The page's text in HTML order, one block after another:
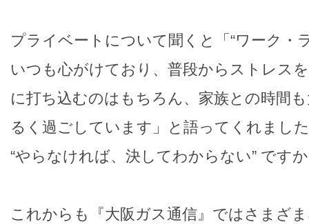
プライベートについて聞くと「“ワーク・
いつも心がけており、普段からストレス
に打ち込むのはもちろん、家族との時間
るく過ごしています」と語ってくれまし
“やらなければ、決してわからない” です
これからも『大阪ガス通信』ではさまざ